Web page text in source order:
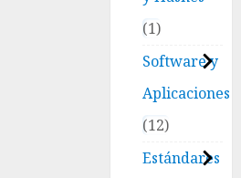
1
Software y
Aplicaciones
12
Estándares